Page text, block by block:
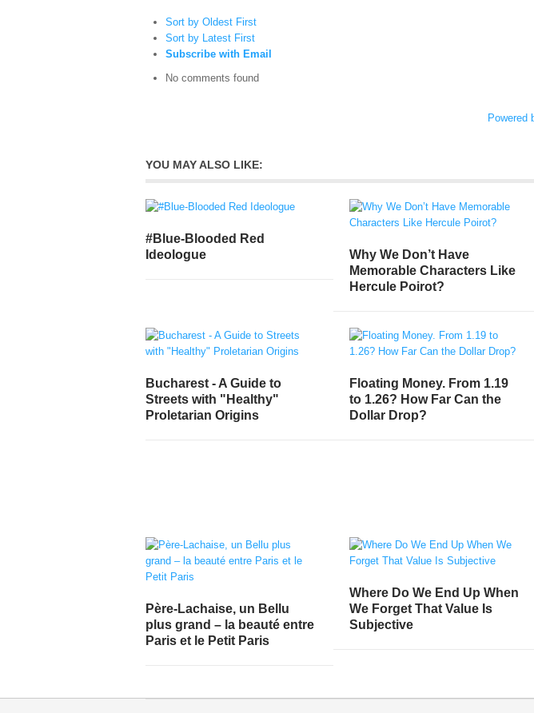
Sort by Oldest First
Sort by Latest First
Subscribe with Email
No comments found
Powered
YOU MAY ALSO LIKE:
#Blue-Blooded Red
Ideologue
Why We Don’t Have
Memorable Characters Like
Hercule Poirot?
Bucharest - A Guide to
Streets with "Healthy"
Proletarian Origins
Floating Money. From 1.19
to 1.26? How Far Can the
Dollar Drop?
Père-Lachaise, un Bellu
plus grand – la beauté entre
Paris et le Petit Paris
Where Do We End Up When
We Forget That Value Is
Subjective